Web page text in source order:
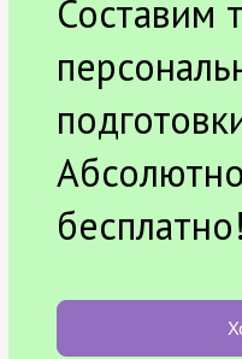
Составим
Абсолютно
бесплатно!